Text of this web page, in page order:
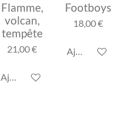
Flamme,
volcan,
tempête
21,00 €
Ajouter au panier
Footboys
18,00 €
Ajouter au